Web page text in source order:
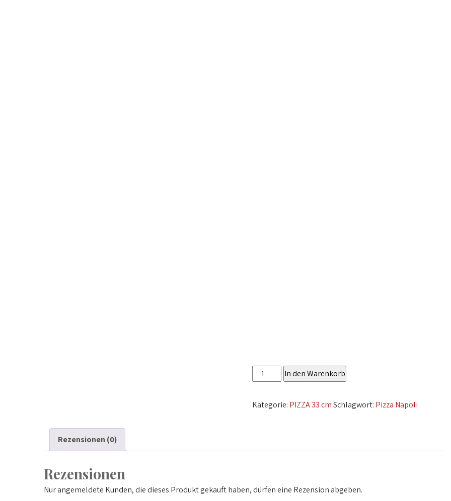
Pizza
Menge
In den Warenkorb
Kategorie: PIZZA 33 cmSchlagwort: Pizza Napoli
Rezensionen (0)
Rezensionen
Nur angemeldete Kunden, die dieses Produkt gekauft haben, dürfen eine Rezension abgeben.